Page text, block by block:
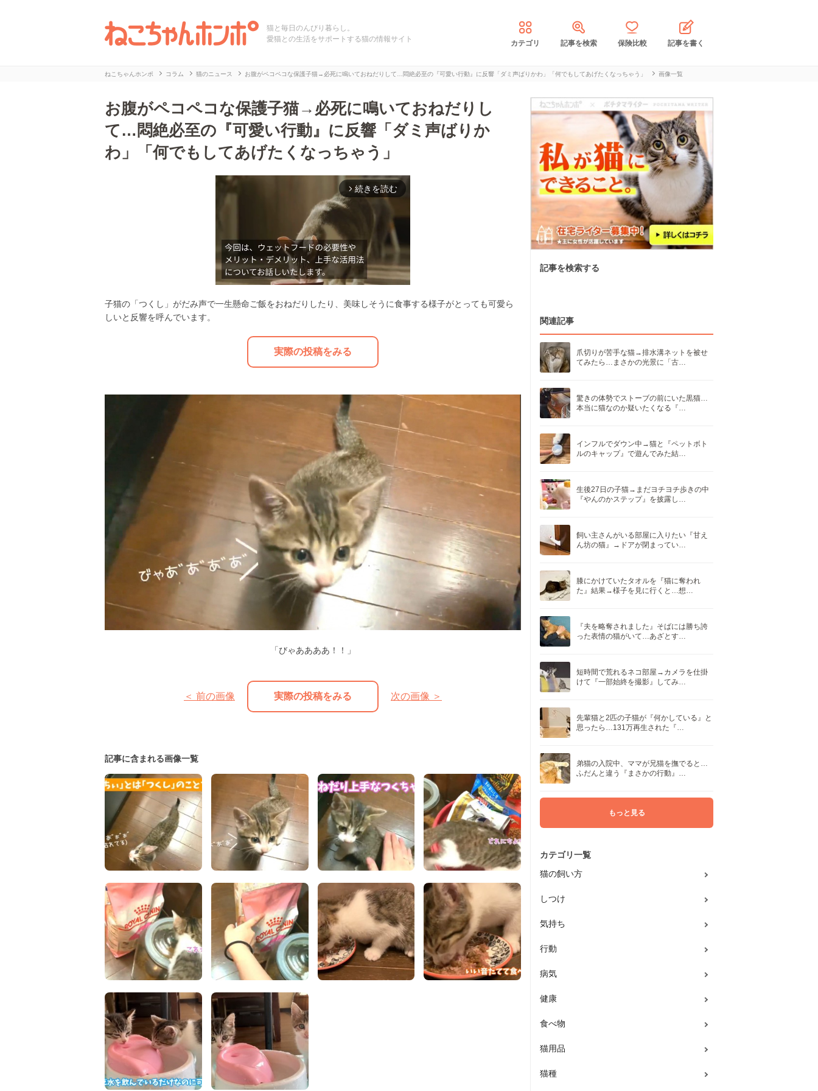
猫と毎日のんびり暮らし。
愛猫との生活をサポートする猫の情報サイト
カテゴリ 記事を検索 保険比較 記事を書く
ねこちゃんホンポ コラム 猫のニュース お腹がペコペコな保護子猫→必死に鳴いておねだりして…悶絶必至の『可愛い行動』に反響「ダミ声ばりかわ」「何でもしてあげたくなっちゃう」 画像一覧
お腹がペコペコな保護子猫→必死に鳴いておねだりし
て…悶絶必至の『可愛い行動』に反響「ダミ声ばりか
わ」「何でもしてあげたくなっちゃう」
arrow_forward_ios 続きを読む
子猫の「つくし」がだみ声で一生懸命ご飯をおねだりしたり、美味しそうに食事する様子がとっても可愛ら
しいと反響を呼んでいます。
実際の投稿をみる
「びゃああああ！！」
＜ 前の画像 実際の投稿をみる 次の画像 ＞
記事に含まれる画像一覧
記事を検索する
関連記事
爪切りが苦手な猫→排水溝ネットを被せ
てみたら…まさかの光景に「古…
驚きの体勢でストーブの前にいた黒猫…
本当に猫なのか疑いたくなる『…
インフルでダウン中→猫と『ペットボト
ルのキャップ』で遊んでみた結…
生後27日の子猫→まだヨチヨチ歩きの中
『やんのかステップ』を披露し…
飼い主さんがいる部屋に入りたい『甘え
ん坊の猫』→ドアが閉まってい…
膝にかけていたタオルを『猫に奪われ
た』結果→様子を見に行くと…想…
『夫を略奪されました』そばには勝ち誇
った表情の猫がいて…あざとす…
短時間で荒れるネコ部屋→カメラを仕掛
けて『一部始終を撮影』してみ…
先輩猫と2匹の子猫が『何かしている』と
思ったら…131万再生された『…
弟猫の入院中、ママが兄猫を撫でると…
ふだんと違う『まさかの行動』…
もっと見る
カテゴリ一覧
猫の飼い方
しつけ
気持ち
行動
病気
健康
食べ物
猫用品
猫種